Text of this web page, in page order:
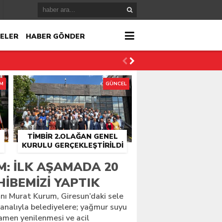
HABER GÖNDER
TİMBİR 2.OLAĞAN GENEL
KURULU GERÇEKLEŞTIRILDI
GÜNCEL
İLK AŞAMADA 20
YAPTIK
Murat Kurum, Giresun’daki sele
belediyelere; yağmur suyu
yenilenmesi ve acil